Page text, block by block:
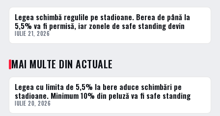
3 · TOP
Legea schimbă regulile pe stadioane. Berea de până la
5,5% va fi permisă, iar zonele de safe standing devin
IULIE 21, 2026
MAI MULTE DIN ACTUALE
ACTUALE
Legea cu limita de 5,5% la bere aduce schimbări pe
stadioane. Minimum 10% din peluză va fi safe standing
IULIE 20, 2026